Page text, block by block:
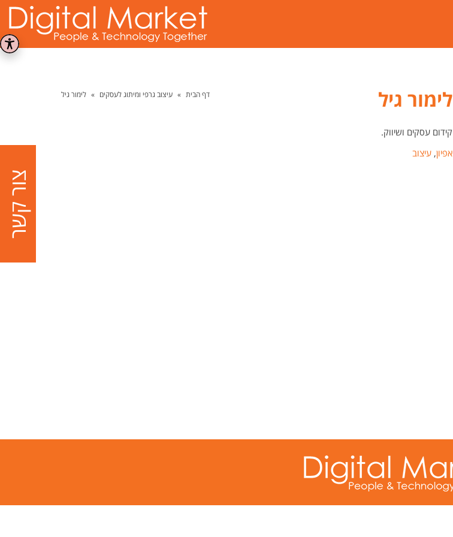
דף הבית » עיצוב גרפי ומיתוג לעסקים » לימור גיל לימור גיל
קידום עסקים ושיווק.
אפיון,עיצוב
צור קשר